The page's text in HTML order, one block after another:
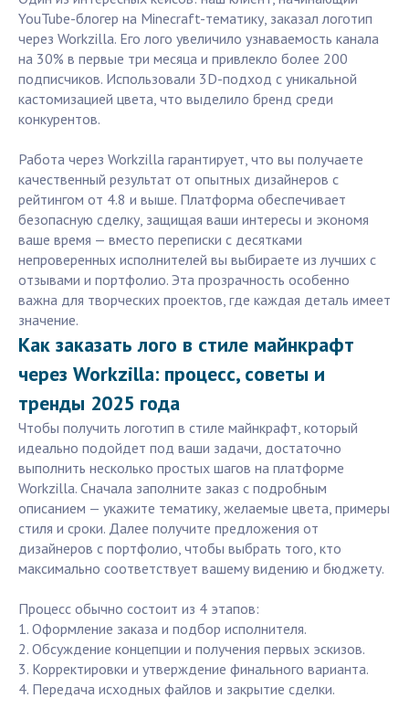
YouTube-блогер на Minecraft-тематику, заказал логотип
через Workzilla. Его лого увеличило узнаваемость канала
на 30% в первые три месяца и привлекло более 200
подписчиков. Использовали 3D-подход с уникальной
кастомизацией цвета, что выделило бренд среди
конкурентов.
Работа через Workzilla гарантирует, что вы получаете
качественный результат от опытных дизайнеров с
рейтингом от 4.8 и выше. Платформа обеспечивает
безопасную сделку, защищая ваши интересы и экономя
ваше время — вместо переписки с десятками
непроверенных исполнителей вы выбираете из лучших с
отзывами и портфолио. Эта прозрачность особенно
важна для творческих проектов, где каждая деталь имеет
значение.
Как заказать лого в стиле майнкрафт
через Workzilla: процесс, советы и
тренды 2025 года
Чтобы получить логотип в стиле майнкрафт, который
идеально подойдет под ваши задачи, достаточно
выполнить несколько простых шагов на платформе
Workzilla. Сначала заполните заказ с подробным
описанием — укажите тематику, желаемые цвета, примеры
стиля и сроки. Далее получите предложения от
дизайнеров с портфолио, чтобы выбрать того, кто
максимально соответствует вашему видению и бюджету.
Процесс обычно состоит из 4 этапов:
1. Оформление заказа и подбор исполнителя.
2. Обсуждение концепции и получения первых эскизов.
3. Корректировки и утверждение финального варианта.
4. Передача исходных файлов и закрытие сделки.